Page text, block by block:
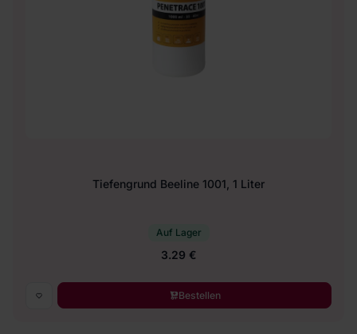
Tiefengrund Beeline 1001, 1 Liter
Auf Lager
3.29 €
Bestellen